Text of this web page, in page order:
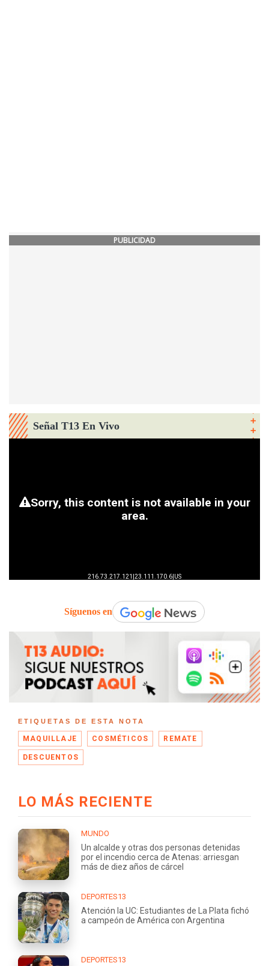
PUBLICIDAD
Señal T13 En Vivo
Síguenos en
ETIQUETAS DE ESTA NOTA
MAQUILLAJE COSMÉTICOS REMATE
DESCUENTOS
LO MÁS RECIENTE
MUNDO
Un alcalde y otras dos personas detenidas
por el incendio cerca de Atenas: arriesgan
más de diez años de cárcel
DEPORTES13
Atención la UC: Estudiantes de La Plata fichó
a campeón de América con Argentina
DEPORTES13